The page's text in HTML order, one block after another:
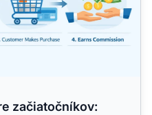
začiatočníkov: